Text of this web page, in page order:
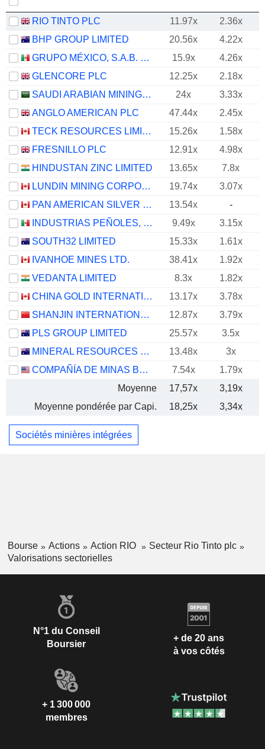
RIO TINTO PLC 11.97x
2.36x
BHP GROUP LIMITED
20.56x
4.22x
GRUPO MÉXICO, S.A.B. DE C.V.
15.9x
4.26x
GLENCORE PLC
12.25x
2.18x
SAUDI ARABIAN MINING COMPANY (MAADEN)
24x
3.33x
ANGLO AMERICAN PLC
47.44x
2.45x
TECK RESOURCES LIMITED
15.26x
1.58x
FRESNILLO PLC
12.91x
4.98x
HINDUSTAN ZINC LIMITED
13.65x
7.8x
LUNDIN MINING CORPORATION
19.74x
3.07x
PAN AMERICAN SILVER CORP.
13.54x
-
INDUSTRIAS PEÑOLES, S.A.B. DE C.V.
9.49x
3.15x
SOUTH32 LIMITED
15.33x
1.61x
IVANHOE MINES LTD.
38.41x
1.92x
VEDANTA LIMITED
8.3x
1.82x
CHINA GOLD INTERNATIONAL RESOURCES CORP. LTD.
13.17x
3.78x
SHANJIN INTERNATIONAL GOLD CO., LTD.
12.87x
3.79x
PLS GROUP LIMITED
25.57x
3.5x
MINERAL RESOURCES LIMITED
13.48x
3x
COMPAÑÍA DE MINAS BUENAVENTURA S.A.A.
7.54x
1.79x
Moyenne
17,57x
3,19x
Moyenne pondérée par Capi.
18,25x 3,34x
Sociétés minières intégrées
Bourse Actions Action RIO
Secteur Rio Tinto plc
Valorisations sectorielles
N°1 du Conseil
Boursier
+ de 20 ans
à vos côtés
+ 1 300 000
membres